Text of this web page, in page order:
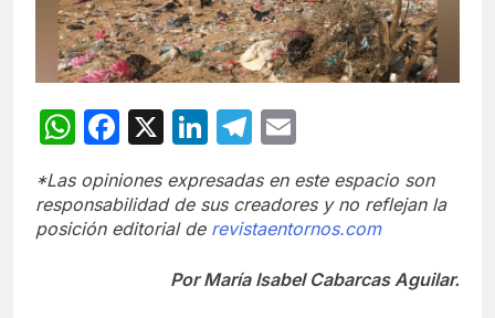
WhatsApp
Facebook
X LinkedIn
Telegram
*Las opiniones expresadas en este espacio son
responsabilidad de sus creadores y no reflejan la
posición editorial de revistaentornos.com
Por María Isabel Cabarcas Aguilar.